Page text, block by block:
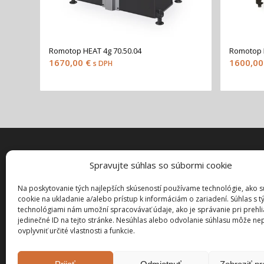
Spravujte súhlas so súbormi cookie
Na poskytovanie tých najlepších skúseností používame technológie, ako
cookie na ukladanie a/alebo prístup k informáciám o zariadení. Súhlas s
technológiami nám umožní spracovávať údaje, ako je správanie pri
jedinečné ID na tejto stránke. Nesúhlas alebo odvolanie súhlasu môže
ovplyvniť určité vlastnosti a funkcie.
Romotop HEAT 4g 70.50.04
1670,00 € s DPH
Romotop
1600,00
Môj účet
Pokladňa
Košík